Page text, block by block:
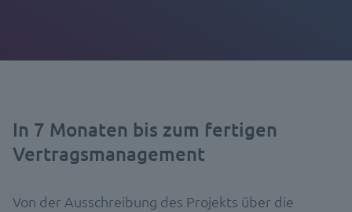
In 7 Monaten bis zum fertigen
Vertragsmanagement
Von der Ausschreibung des Projekts über die